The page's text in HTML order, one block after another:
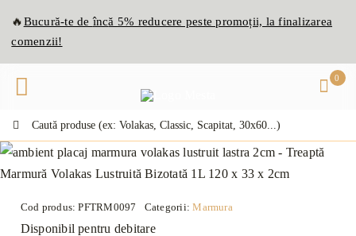
🔥Bucură-te deîncă 5% reducere peste promoții, la finalizarea
comenzii!
0
Cod produs:PFTRM0097 Categorii:Marmura
Disponibil pentru debitare